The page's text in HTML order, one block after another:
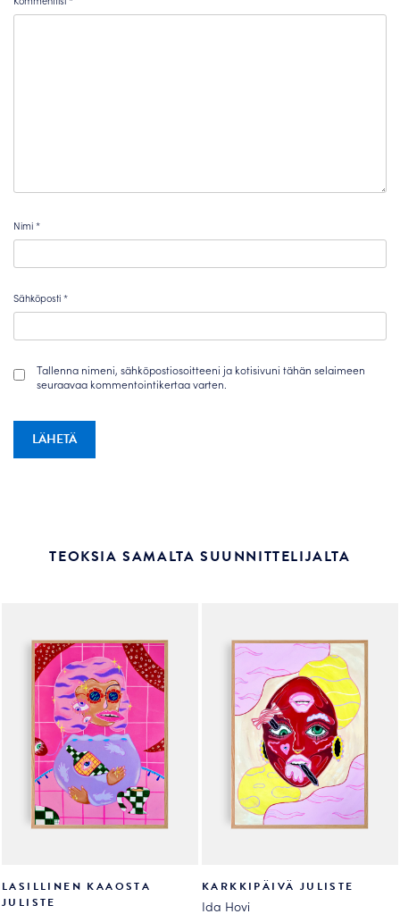
Nimi*
Sähköposti*
Tallenna nimeni, sähköpostiosoitteeni ja kotisivuni tähän selaimeen
seuraavaa kommentointikertaa varten.
TEOKSIA SAMALTA SUUNNITTELIJALTA
LASILLINEN KAAOSTA
JULISTE
KARKKIPÄIVÄ JULISTE
Ida Hovi